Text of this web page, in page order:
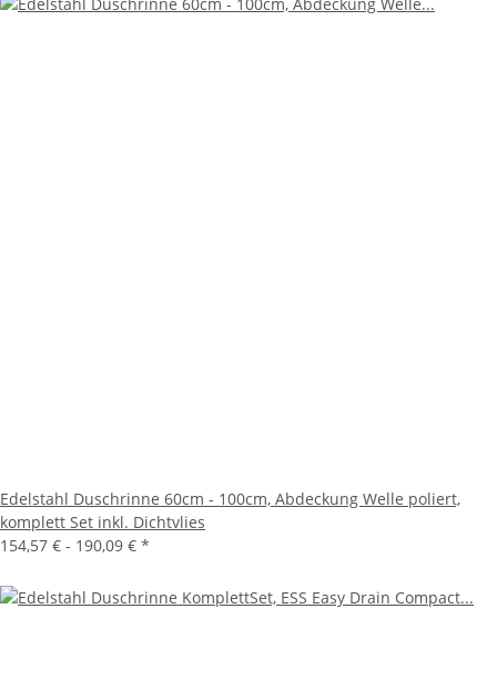
Edelstahl Duschrinne 60cm - 100cm, Abdeckung Welle poliert,
komplett Set inkl. Dichtvlies
154,57 € - 190,09 € *